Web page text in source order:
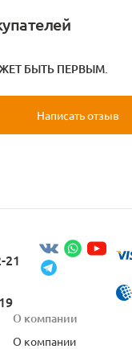
БЫТЬ ПЕРВЫМ.
Написать отзыв
21
О компании
О компании